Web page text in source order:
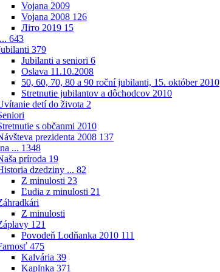
Vojana 2009
Vojana 2008 126
Літо 2019 15
643
379
Jubilanti a seniori 6
Oslava 11.10.2008
50, 60, 70, 80 a 90 roční jubilanti, 15. október 2010
Stretnutie jubilantov a dôchodcov 2010
detí do života 2
s občanmi 2010
prezidenta 2008 137
... 1348
príroda 19
dzedziny ... 82
Z minulosti 23
Ľudia z minulosti 21
Z minulosti
121
Povodeň Lodňanka 2010 111
475
Kalvária 39
Kaplnka 371